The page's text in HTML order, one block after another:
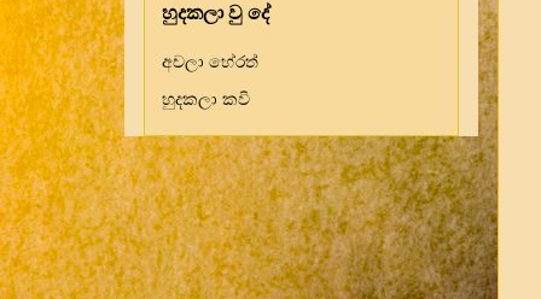
හුදකලා වු දේ
අචලා හේරත්
හුදකලා කවි